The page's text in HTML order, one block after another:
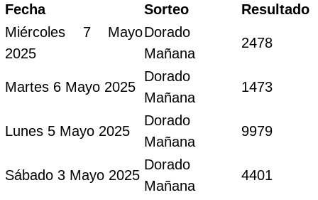
Fecha Sorteo
Resultado
Miércoles 7 Mayo
2025
Dorado
Mañana
2478
Martes 6 Mayo 2025
Dorado
Mañana
1473
Lunes 5 Mayo 2025
Dorado
Mañana
9979
Sábado 3 Mayo 2025
Dorado
Mañana
4401